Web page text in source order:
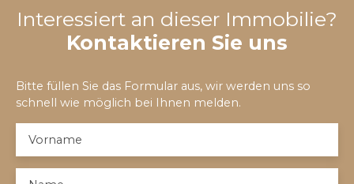
Interessiert an dieser Immobilie?
Kontaktieren Sie uns
Bitte füllen Sie das Formular aus, wir werden uns so
schnell wie möglich bei Ihnen melden.
Vorname